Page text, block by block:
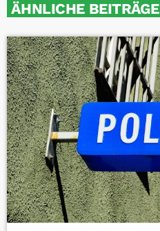
ÄHNLICHE BEITRÄGE